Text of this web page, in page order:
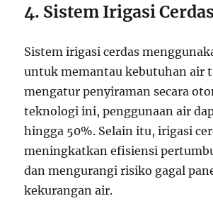
4. Sistem Irigasi Cerdas
Sistem irigasi cerdas
untuk memantau kebutuhan air
mengatur penyiraman secara
teknologi ini, penggunaan air
hingga 50%. Selain itu, irigasi
meningkatkan efisiensi
dan mengurangi risiko gagal
kekurangan air.